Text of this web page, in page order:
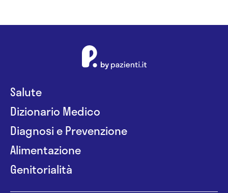
Salute
Dizionario Medico
Diagnosi e Prevenzione
Alimentazione
Genitorialità